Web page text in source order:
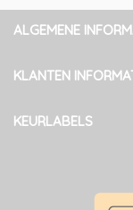
ALGEMENE
KLANTEN
KEURLABELS